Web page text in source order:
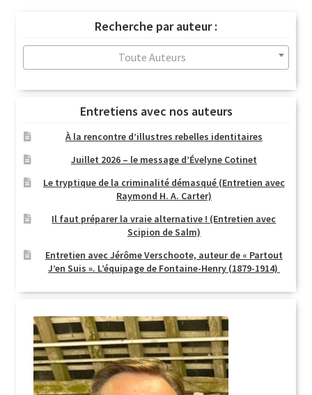
Recherche par auteur :
Toute Auteurs
Entretiens avec nos auteurs
À la rencontre d’illustres rebelles identitaires
Juillet 2026 – le message d’Évelyne Cotinet
Le tryptique de la criminalité démasqué (Entretien avec
Raymond H. A. Carter)
Il faut préparer la vraie alternative ! (Entretien avec
Scipion de Salm)
Entretien avec Jérôme Verschoote, auteur de « Partout
J’en Suis ». L’équipage de Fontaine-Henry (1879-1914)